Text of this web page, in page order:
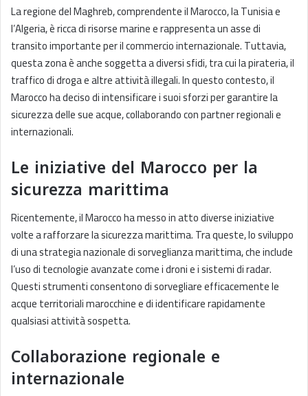
La regione del Maghreb, comprendente il Marocco, la Tunisia e
l’Algeria, è ricca di risorse marine e rappresenta un asse di
transito importante per il commercio internazionale. Tuttavia,
questa zona è anche soggetta a diversi sfidi, tra cui la pirateria, il
traffico di droga e altre attività illegali. In questo contesto, il
Marocco ha deciso di intensificare i suoi sforzi per garantire la
sicurezza delle sue acque, collaborando con partner regionali e
internazionali.
Le iniziative del Marocco per la
sicurezza marittima
Ricentemente, il Marocco ha messo in atto diverse iniziative
volte a rafforzare la sicurezza marittima. Tra queste, lo sviluppo
di una strategia nazionale di sorveglianza marittima, che include
l’uso di tecnologie avanzate come i droni e i sistemi di radar.
Questi strumenti consentono di sorvegliare efficacemente le
acque territoriali marocchine e di identificare rapidamente
qualsiasi attività sospetta.
Collaborazione regionale e
internazionale